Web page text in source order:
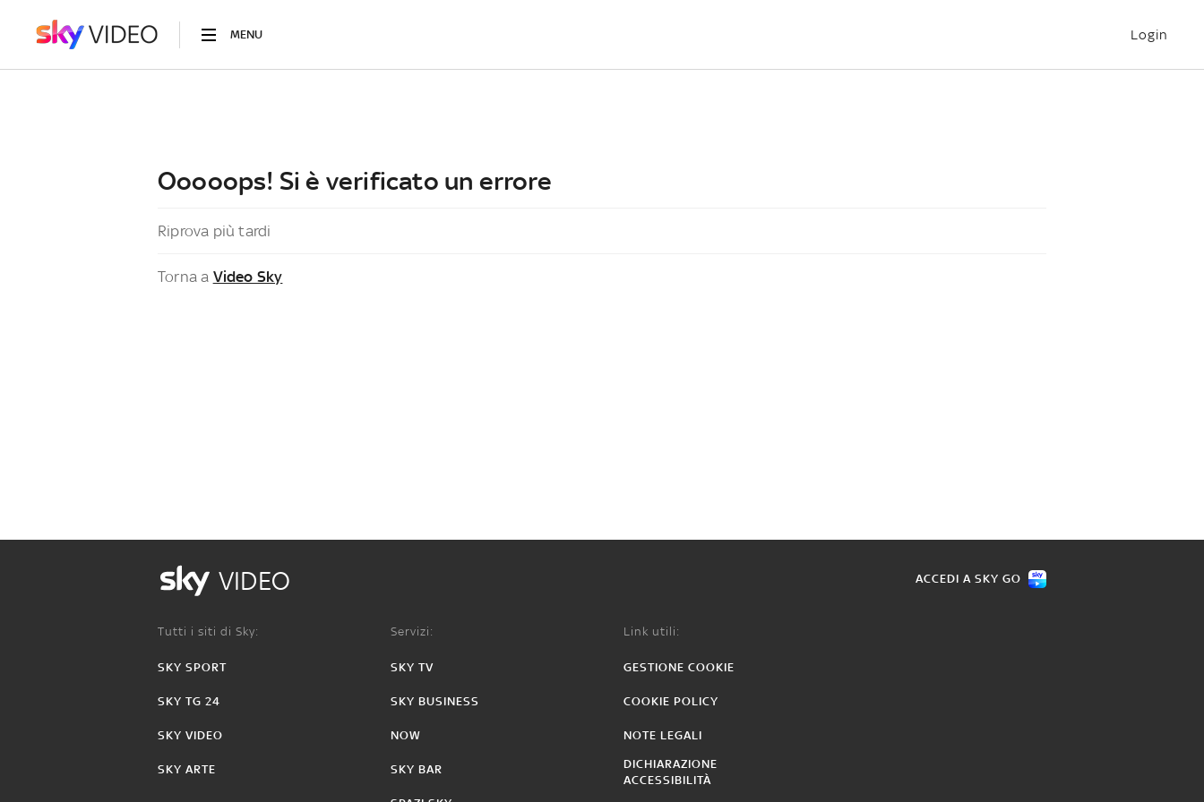
MENU Login
Ooooops! Si è verificato un errore
Riprova più tardi
Torna a Video Sky
VIDEO ACCEDI A SKY GO
Tutti i siti di Sky:
SKY SPORT
SKY TG 24
SKY VIDEO
SKY ARTE
Servizi:
SKY TV
SKY BUSINESS
NOW
SKY BAR
Link utili:
GESTIONE COOKIE
COOKIE POLICY
NOTE LEGALI
DICHIARAZIONE
ACCESSIBILITÀ